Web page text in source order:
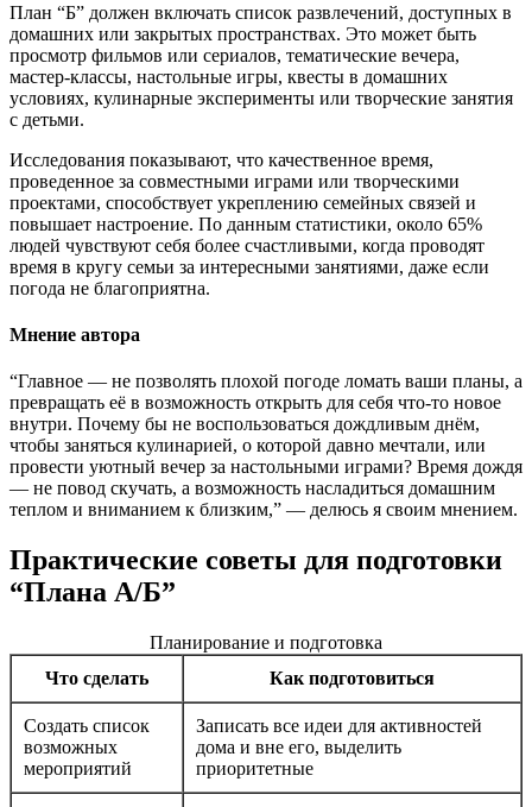
План “Б” должен включать список развлечений, доступных в
домашних или закрытых пространствах. Это может быть
просмотр фильмов или сериалов, тематические вечера,
мастер-классы, настольные игры, квесты в домашних
условиях, кулинарные эксперименты или творческие занятия
с детьми.
Исследования показывают, что качественное время,
проведенное за совместными играми или творческими
проектами, способствует укреплению семейных связей и
повышает настроение. По данным статистики, около 65%
людей чувствуют себя более счастливыми, когда проводят
время в кругу семьи за интересными занятиями, даже если
погода не благоприятна.
Мнение автора
“Главное — не позволять плохой погоде ломать ваши планы, а
превращать её в возможность открыть для себя что-то новое
внутри. Почему бы не воспользоваться дождливым днём,
чтобы заняться кулинарией, о которой давно мечтали, или
провести уютный вечер за настольными играми? Время дождя
— не повод скучать, а возможность насладиться домашним
теплом и вниманием к близким,” — делюсь я своим мнением.
Практические советы для подготовки
“Плана А/Б”
Планирование и подготовка
Что сделать
Как подготовиться
Создать список
возможных
мероприятий
Записать все идеи для активностей
дома и вне его, выделить
приоритетные